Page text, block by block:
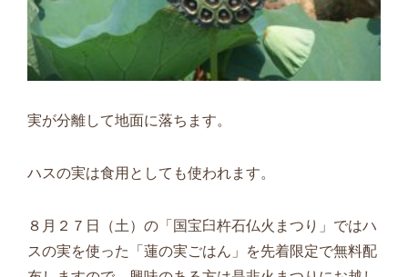
実が分離して地面に落ちます。
ハスの実は食用としても使われます。
８月２７日（土）の「国宝臼杵石仏火まつり」ではハ
スの実を使った「蓮の実ごはん」を先着限定で無料配